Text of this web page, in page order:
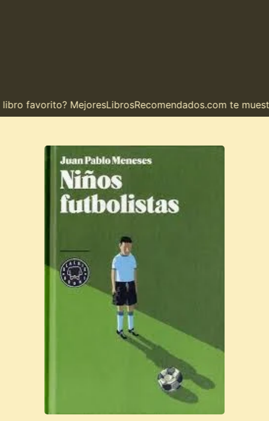
MejoresLibrosRecomendados.com te muestra el